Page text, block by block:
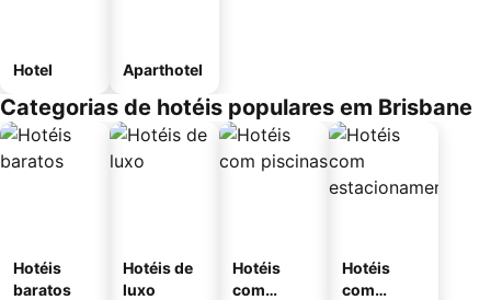
Hotel Aparthotel
Categorias de hotéis populares em Brisbane
Hotéis
baratos
Hotéis de
luxo
Hotéis
com
Hotéis
com